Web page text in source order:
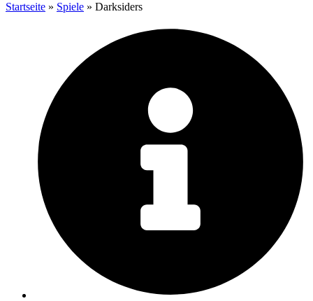
Startseite » Spiele » Darksiders